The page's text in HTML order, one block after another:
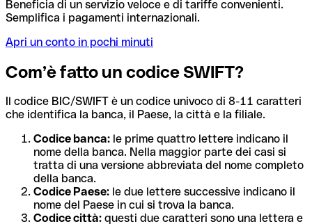
Beneficia di un servizio veloce e di tariffe convenienti.
Semplifica i pagamenti internazionali.
Apri un conto in pochi minuti
Com’è fatto un codice SWIFT?
Il codice BIC/SWIFT è un codice univoco di 8-11 caratteri
che identifica la banca, il Paese, la città e la filiale.
Codice banca: le prime quattro lettere indicano il
nome della banca. Nella maggior parte dei casi si
tratta di una versione abbreviata del nome completo
della banca.
Codice Paese: le due lettere successive indicano il
nome del Paese in cui si trova la banca.
Codice città: questi due caratteri sono una lettera e